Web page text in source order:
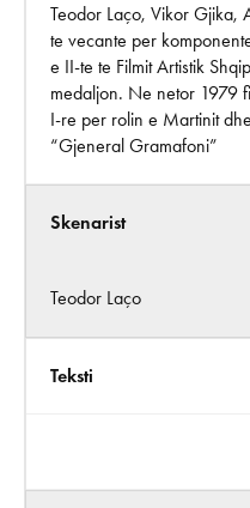
Teodor Laço, Vikor Gjika,
te vecante per
e II-te te Filmit Artistik
medaljon. Ne netor 1979
I-re per rolin e Martinit
“Gjeneral Gramafoni”
Skenarist
Teodor Laço
Teksti